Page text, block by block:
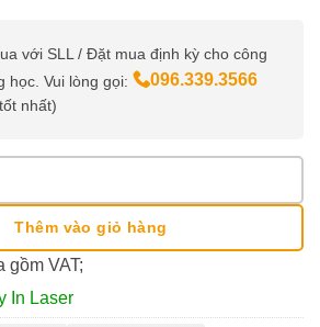
với SLL / Đặt mua định kỳ cho công
học. Vui lòng gọi:
096.339.3566
nhất)
lượng
Thêm vào giỏ hàng
gồm VAT;
In Laser